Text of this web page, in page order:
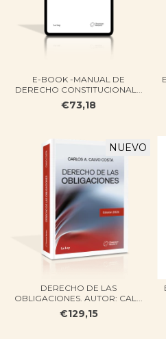
E-BOOK -MANUAL DE
DERECHO CONSTITUCIONAL...
€73,18
NUEVO
DERECHO DE LAS
OBLIGACIONES​. AUTOR: CAL...
€129,15